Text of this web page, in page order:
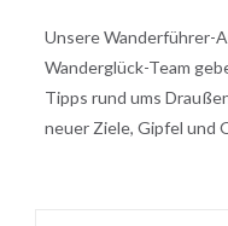
Unsere Wanderführer-
Wanderglück-Team
Tipps rund ums
neuer Ziele, Gipfel und